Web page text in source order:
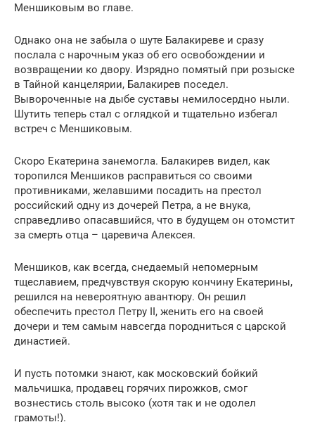
Меншиковым во главе.
Однако она не забыла о шуте Балакиреве и сразу
послала с нарочным указ об его освобождении и
возвращении ко двору. Изрядно помятый при розыске
в Тайной канцелярии, Балакирев поседел.
Вывороченные на дыбе суставы немилосердно ныли.
Шутить теперь стал с оглядкой и тщательно избегал
встреч с Меншиковым.
Скоро Екатерина занемогла. Балакирев видел, как
торопился Меншиков расправиться со своими
противниками, желавшими посадить на престол
российский одну из дочерей Петра, а не внука,
справедливо опасавшийся, что в будущем он отомстит
за смерть отца – царевича Алексея.
Меншиков, как всегда, снедаемый непомерным
тщеславием, предчувствуя скорую кончину Екатерины,
решился на невероятную авантюру. Он решил
обеспечить престол Петру II, женить его на своей
дочери и тем самым навсегда породниться с царской
династией.
И пусть потомки знают, как московский бойкий
мальчишка, продавец горячих пирожков, смог
вознестись столь высоко (хотя так и не одолел
грамоты!).